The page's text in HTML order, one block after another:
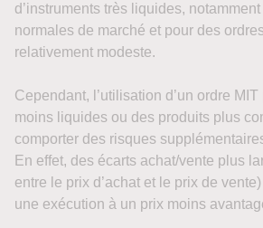
d’instruments très liquides,
normales de marché et pour des
relativement modeste.
Cependant, l’utilisation d’un ordre
moins liquides ou des produits plus
comporter des risques
En effet, des écarts achat/vente plus
entre le prix d’achat et le prix de
une exécution à un prix moins